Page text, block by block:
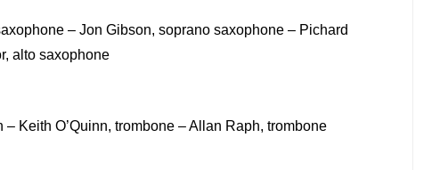
– Jon Gibson, soprano saxophone – Pichard
alto saxophone
Keith O’Quinn, trombone – Allan Raph, trombone